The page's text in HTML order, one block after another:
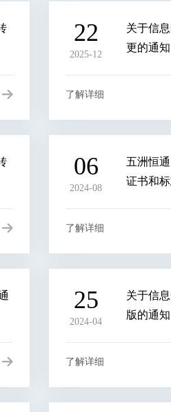
22
2025-12
关于信
更的通
了解详细
06
2024-08
五洲恒
证书和
了解详细
25
2024-04
关于信
版的通知
了解详细